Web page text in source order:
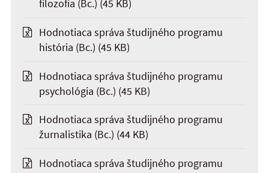
filozofia (Bc.) (45 KB)
Hodnotiaca správa študijného programu
história (Bc.) (45 KB)
Hodnotiaca správa študijného programu
psychológia (Bc.) (45 KB)
Hodnotiaca správa študijného programu
žurnalistika (Bc.) (44 KB)
Hodnotiaca správa študijného programu